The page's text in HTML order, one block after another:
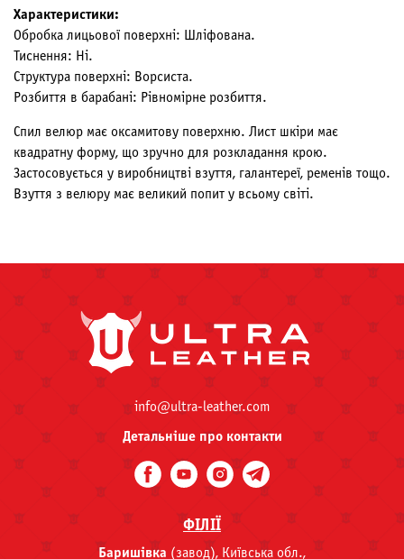
Характеристики:
Обробка лицьової поверхні: Шліфована.
Тиснення: Ні.
Структура поверхні: Ворсиста.
Розбиття в барабані: Рівномірне розбиття.
Спил велюр має оксамитову поверхню. Лист шкіри має
квадратну форму, що зручно для розкладання крою.
Застосовується у виробництві взуття, галантереї, ременів тощо.
Взуття з велюру має великий попит у всьому світі.
info@ultra-leather.com
Детальніше про контакти
ФІЛІЇ
Баришівка (завод), Київська обл.,